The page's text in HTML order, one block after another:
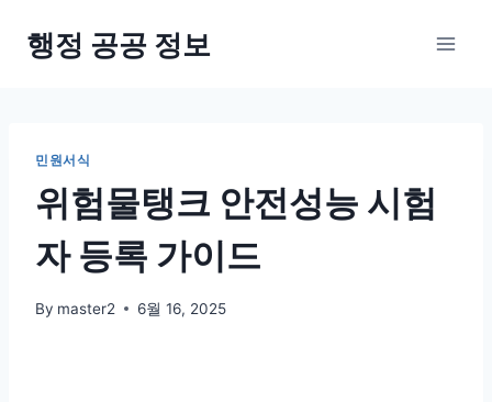
행정 공공 정보
민원서식
위험물탱크 안전성능 시험
자 등록 가이드
By master2 6월 16, 2025